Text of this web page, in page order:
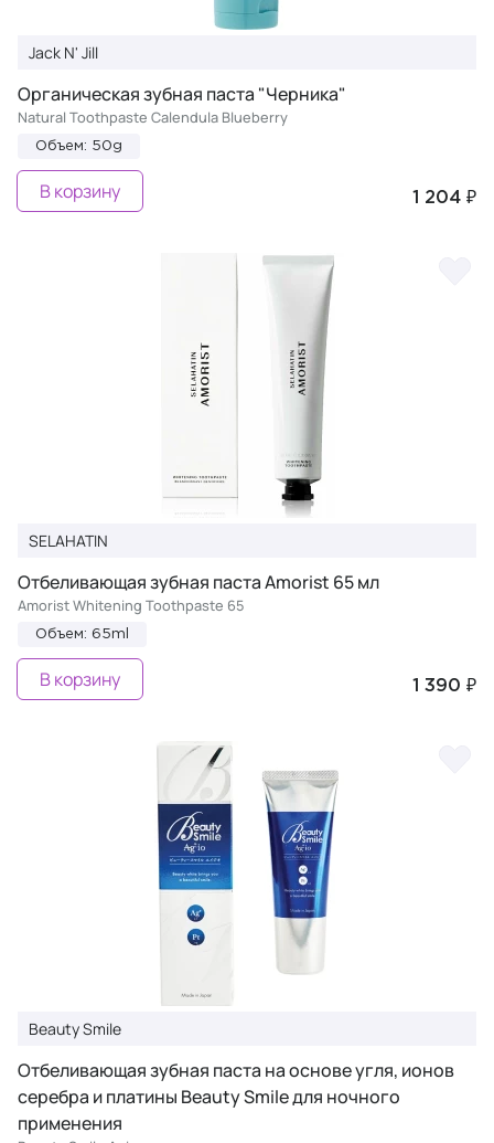
Jack N' Jill
Органическая зубная паста "Черника"
Natural Toothpaste Calendula Blueberry
Объем: 50g
1 204 ₽
В корзину
SELAHATIN
Отбеливающая зубная паста Amorist 65 мл
Amorist Whitening Toothpaste 65
Объем: 65ml
1 390 ₽
В корзину
Beauty Smile
Отбеливающая зубная паста на основе угля, ионов
серебра и платины Beauty Smile для ночного
применения